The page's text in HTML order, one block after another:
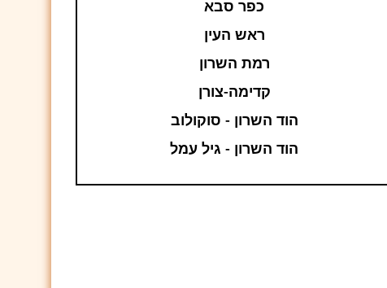
כפר סבא
ראש העין
רמת השרון
קדימה-צורן
הוד השרון - סוקולוב
הוד השרון - גיל עמל